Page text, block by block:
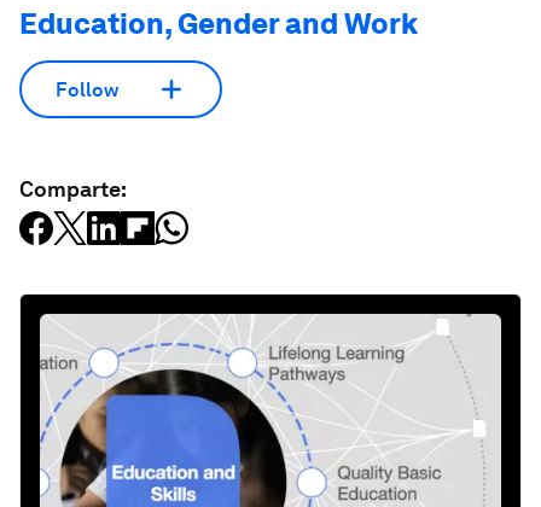
Education, Gender and Work
Follow
Comparte: